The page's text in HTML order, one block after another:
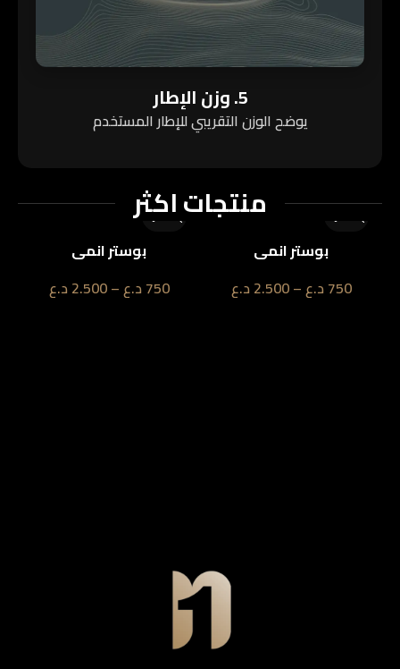
5. وزن الإطار
يوضح الوزن التقريبي للإطار المستخدم
منتجات اكثر
بوستر انمي
750د.ع–
2.500د.ع
بوستر انمي
750د.ع–
2.500د.ع